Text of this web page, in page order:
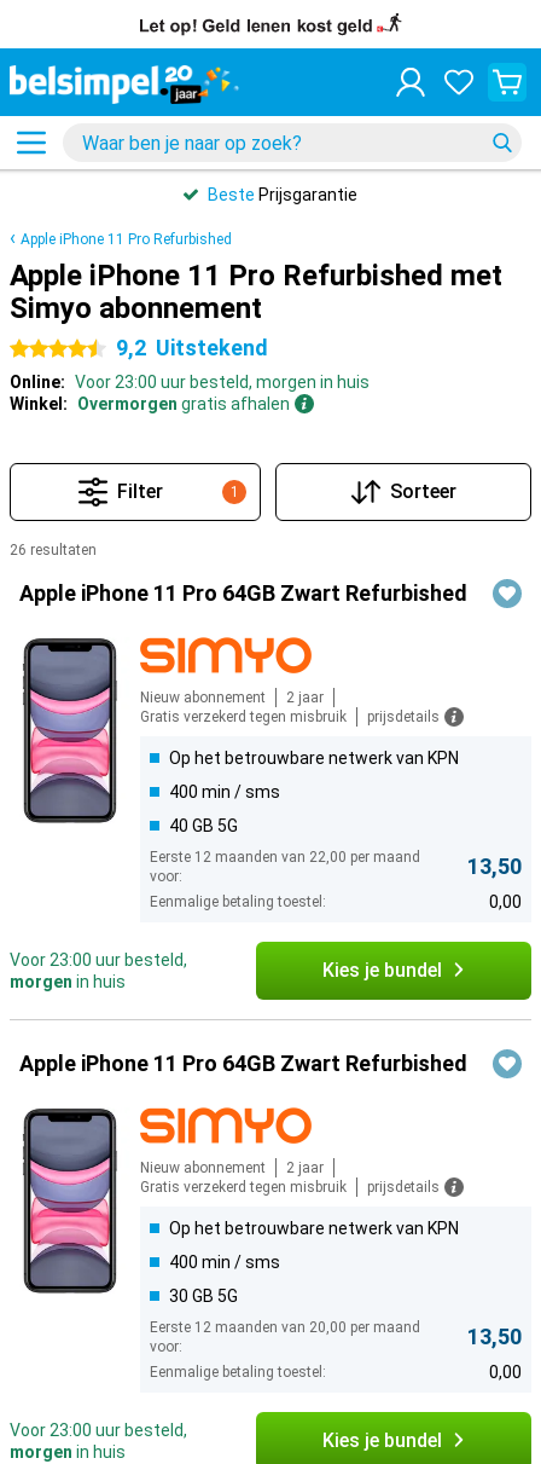
Beste Prijsgarantie
Apple iPhone 11 Pro Refurbished
Apple iPhone 11 Pro Refurbished met
Simyo abonnement
4.5 sterren 9,2 Uitstekend
Online: Voor 23:00 uur besteld, morgen in huis
Winkel:
Overmorgen gratis afhalen
1
Filter Sorteer
26 resultaten
Producten
Apple iPhone 11 Pro 64GB Zwart Refurbished
Nieuw abonnement
2 jaar
Gratis verzekerd tegen misbruik
prijsdetails
Op het betrouwbare netwerk van KPN
400 min / sms
40 GB 5G
Eerste 12 maanden van 22,00 per maand
voor:
13,50
Eenmalige betaling toestel: 0,00
Voor 23:00 uur besteld,
morgen in huis Kies je bundel
Apple iPhone 11 Pro 64GB Zwart Refurbished
Nieuw abonnement
2 jaar
Gratis verzekerd tegen misbruik
prijsdetails
Op het betrouwbare netwerk van KPN
400 min / sms
30 GB 5G
Eerste 12 maanden van 20,00 per maand
voor:
13,50
Eenmalige betaling toestel: 0,00
Voor 23:00 uur besteld,
morgen in huis Kies je bundel